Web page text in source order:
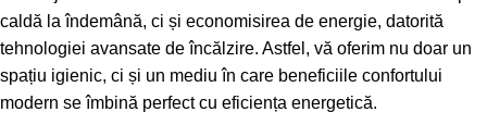
caldă la îndemână, ci și economisirea de energie, datorită
tehnologiei avansate de încălzire. Astfel, vă oferim nu doar un
spațiu igienic, ci și un mediu în care beneficiile confortului
modern se îmbină perfect cu eficiența energetică.